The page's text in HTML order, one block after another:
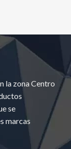
la zona Centro
se
marcas